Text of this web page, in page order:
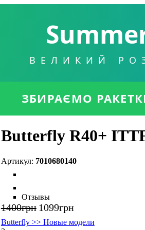
ВЕЛИКИЙ
ЗБИРАЄМО
Butterfly R40+
7010680140
Отзывы
1400грн 1099грн
Butterfly >> Новые модели